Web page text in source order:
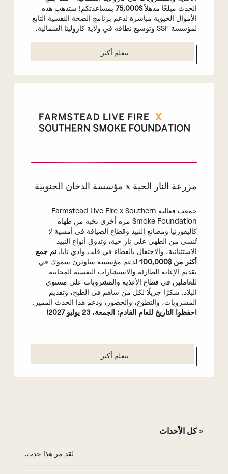
الحدث مبلغًا مذهلاً$75,000
بمساعدتكم! ستذهب هذه
الأموال الحيوية مباشرة لدعم برنامج الصحة النفسية التابع
لمؤسسة SSF وتوسيع نطاقه في ولاية كارولينا الشمالية.
يتعلم أكثر
مزرعة النار الحية x مؤسسة الدخان الجنوبية
جمعت فعالية Farmstead Live Fire x Southern
Smoke Foundation مرة أخرى نخبة من طهاة
كاليفورنيا ومصانع النبيذ وقطاع الضيافة في أمسية لا
تُنسى من الطهي على نار حية، وتذوق أنواع النبيذ
الاستثنائية، والاحتفال بالعطاء في قلب وادي نابا. تم جمع
أكثر من $100,000
لدعم مؤسسة ساوثرن سموك في
تقديم الإغاثة الطارئة والاستشارات النفسية المجانية
للعاملين في قطاع الأغذية والمشروبات على مستوى
البلاد. شكرًا جزيلًا لكل من ساهم في الطبخ، وتقديم
المشروبات، والتطوع، والحضور، ودعم هذا الحدث المميز.
احفظوا التاريخ للعام القادم: الجمعة، 23 يوليو 2027!
يتعلم أكثر
« كل الأحداث
لقد مر هذا حدث.